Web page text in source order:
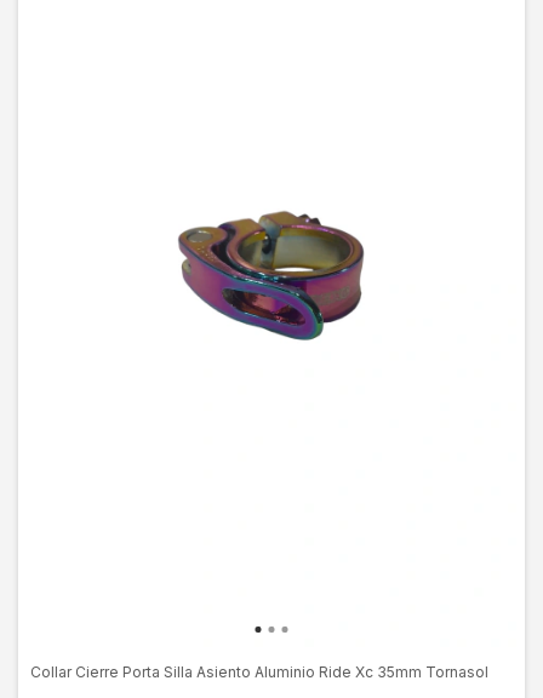
Collar Cierre Porta Silla Asiento Aluminio Ride Xc 35mm Tornasol